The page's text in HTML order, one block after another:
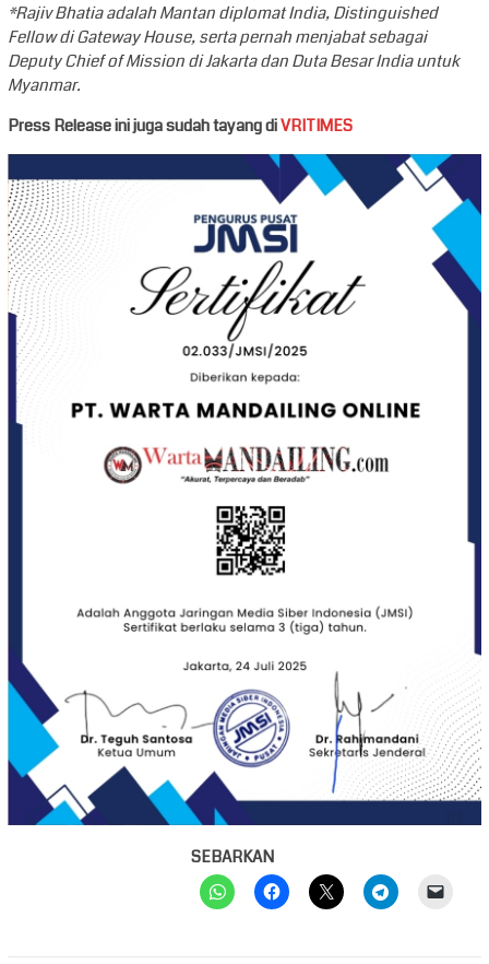
*Rajiv Bhatia adalah Mantan diplomat India, Distinguished
Fellow di Gateway House, serta pernah menjabat sebagai
Deputy Chief of Mission di Jakarta dan Duta Besar India untuk
Myanmar.
Press Release ini juga sudah tayang diVRITIMES
SEBARKAN